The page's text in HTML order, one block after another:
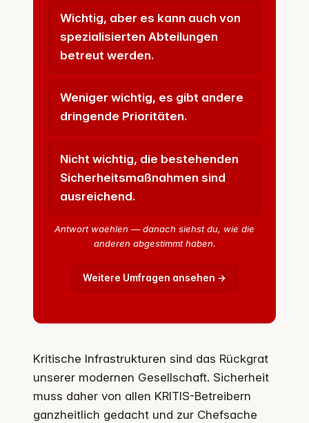
Wichtig, aber es kann auch von
spezialisierten Abteilungen
betreut werden.
Weniger wichtig, es gibt andere
dringende Prioritäten.
Nicht wichtig, die bestehenden
Sicherheitsmaßnahmen sind
ausreichend.
Antwort waehlen — danach siehst du, wie die
anderen abgestimmt haben.
Weitere Umfragen ansehen →
Kritische Infrastrukturen sind das Rückgrat
unserer modernen Gesellschaft. Sicherheit
muss daher von allen KRITIS-Betreibern
ganzheitlich gedacht und zur Chefsache